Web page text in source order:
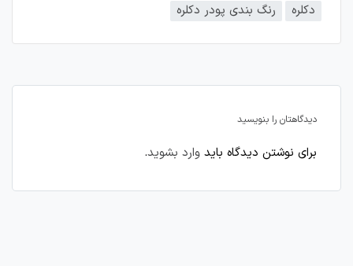
دکلره
رنگ بندی پودر دکلره
دیدگاهتان را بنویسید
برای نوشتن دیدگاه باید وارد بشوید.